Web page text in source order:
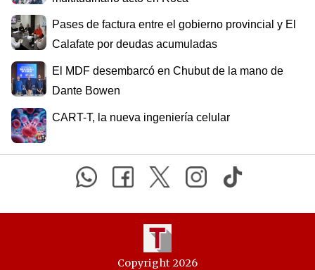
Pases de factura entre el gobierno provincial y El
Calafate por deudas acumuladas
El MDF desembarcó en Chubut de la mano de
Dante Bowen
CART-T, la nueva ingeniería celular
Copyright 2026